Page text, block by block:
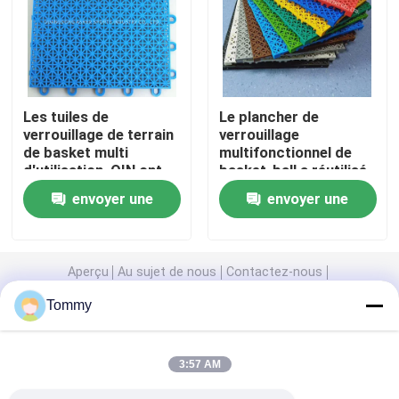
Voie courante en caoutchouc d'EPDM
Voie courante de système de sandwich
Voie courante préfabriquée
Piste de course en polyuréthane
Terrains de football artificiels
Cour de padel
Les tuiles de
verrouillage de terrain
de basket multi
d'utilisation, OIN ont
certifié pp couvre de
tuiles parqueter
envoyer une
Le plancher de
verrouillage
multifonctionnel de
basket-ball a réutilisé
le type de tuiles de pp
envoyer une
Aperçu Au sujet de nous
Contactez-nous
Politique en matière de protection de la vie privée
Tommy
3:57 AM